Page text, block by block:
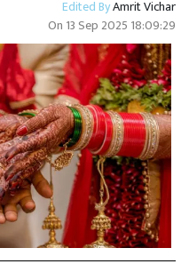
Edited ByAmrit Vichar
On 13 Sep 2025 18:09:29